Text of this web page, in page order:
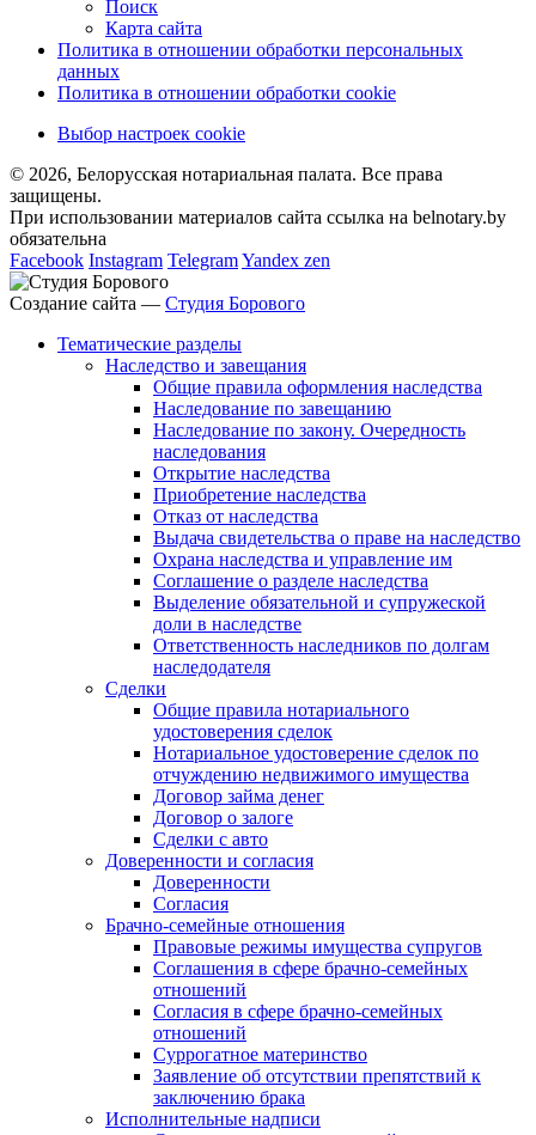
Поиск
Карта сайта
Политика в отношении обработки персональных
данных
Политика в отношении обработки cookie
Выбор настроек cookie
© 2026, Белорусская нотариальная палата. Все права
защищены.
При использовании материалов сайта ссылка на belnotary.by
обязательна
Facebook Instagram TelegramYandex zen
Создание сайта — Студия Борового
Тематические разделы
Наследство и завещания
Общие правила оформления наследства
Наследование по завещанию
Наследование по закону. Очередность
наследования
Открытие наследства
Приобретение наследства
Отказ от наследства
Выдача свидетельства о праве на наследство
Охрана наследства и управление им
Соглашение о разделе наследства
Выделение обязательной и супружеской
доли в наследстве
Ответственность наследников по долгам
наследодателя
Сделки
Общие правила нотариального
удостоверения сделок
Нотариальное удостоверение сделок по
отчуждению недвижимого имущества
Договор займа денег
Договор о залоге
Сделки с авто
Доверенности и согласия
Доверенности
Согласия
Брачно-семейные отношения
Правовые режимы имущества супругов
Соглашения в сфере брачно-семейных
отношений
Согласия в сфере брачно-семейных
отношений
Суррогатное материнство
Заявление об отсутствии препятствий к
заключению брака
Исполнительные надписи